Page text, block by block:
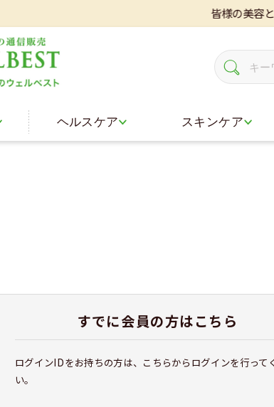
皆様の美容と
ヘルスケア スキンケア
すでに会員の方はこちら
ログインIDをお持ちの方は、こちらからログインを行って
い。